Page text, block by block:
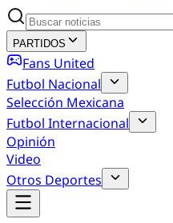
PARTIDOS
Fans United
Futbol Nacional
Selección Mexicana
Futbol Internacional
Opinión
Video
Otros Deportes